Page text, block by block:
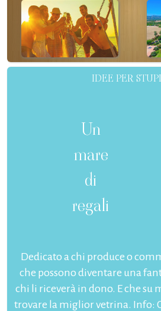
IDEE PER
Un
mare
di
regali
Dedicato a chi produce o
che possono diventare una
chi li riceverà in dono. E che su
trovare la miglior vetrina. Info: